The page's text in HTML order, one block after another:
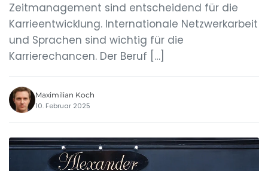
Zeitmanagement sind entscheidend für die
Karrieentwicklung. Internationale Netzwerkarbeit
und Sprachen sind wichtig für die
Karrierechancen. Der Beruf […]
Maximilian Koch
10. Februar 2025